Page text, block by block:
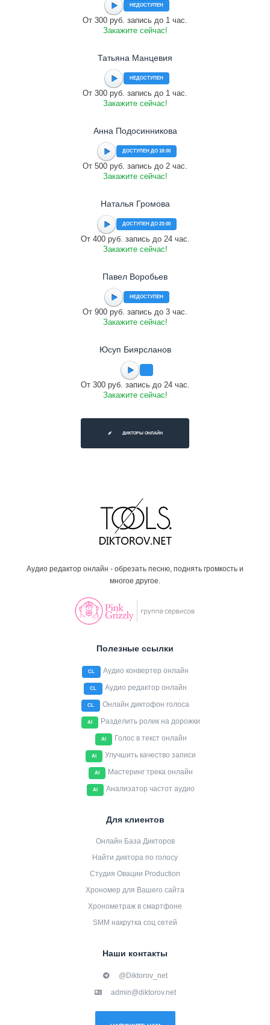
НЕДОСТУПЕН
От 300 руб. запись до 1 час.
Закажите сейчас!
Татьяна Манцевия
НЕДОСТУПЕН
От 300 руб. запись до 1 час.
Закажите сейчас!
Анна Подосинникова
ДОСТУПЕН ДО 18:00
От 500 руб. запись до 2 час.
Закажите сейчас!
Наталья Громова
ДОСТУПЕН ДО 23:00
От 400 руб. запись до 24 час.
Закажите сейчас!
Павел Воробьев
НЕДОСТУПЕН
От 900 руб. запись до 3 час.
Закажите сейчас!
Юсуп Биярсланов
От 300 руб. запись до 24 час.
Закажите сейчас!
ДИКТОРЫ ОНЛАЙН
Аудио редактор онлайн - обрезать песню, поднять громкость и
многое другое.
Полезные ссылки
CL Аудио конвертер онлайн
CL Аудио редактор онлайн
CL Онлайн диктофон голоса
AI Разделить ролик на дорожки
AI Голос в текст онлайн
AI Улучшить качество записи
AI Мастеринг трека онлайн
AI Анализатор частот аудио
Для клиентов
Онлайн База Дикторов
Найти диктора по голосу
Студия Овации Production
Хрономер для Вашего сайта
Хронометраж в смартфоне
SMM накрутка соц сетей
Наши контакты
@Diktorov_net
admin@diktorov.net